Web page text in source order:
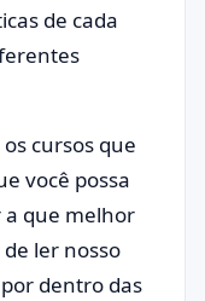
de cada
cursos que
você possa
a que melhor
ler nosso
dentro das